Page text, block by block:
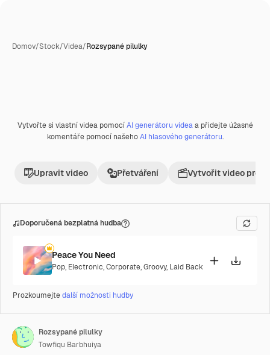
Domov/Stock/Videa/Rozsypané pilulky
Premium
Vytvořte si vlastní videa pomocíAI generátoru videaa přidejte úžasné
komentáře pomocí našehoAI hlasového generátoru.
Upravit video Přetváření Vytvořit video
Doporučená bezplatná hudba
Peace You Need
Pop, Electronic,Corporate,Groovy, Laid Back
Prozkoumejtedalší možnosti hudby
Rozsypané pilulky
Towfiqu Barbhuiya